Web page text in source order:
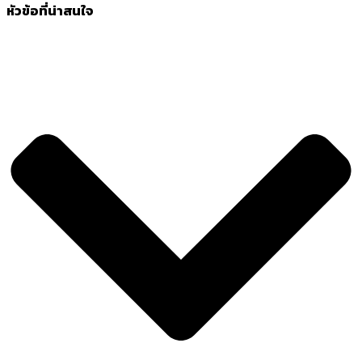
หัวข้อที่น่าสนใจ